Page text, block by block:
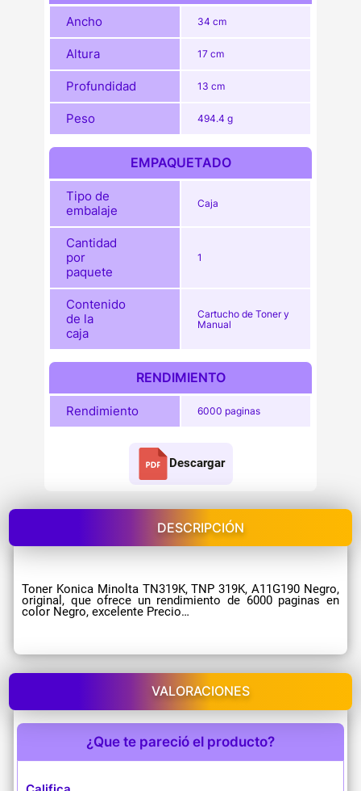
Ancho 34 cm
Altura 17 cm
Profundidad 13 cm
Peso 494.4 g
EMPAQUETADO
Tipo de
embalaje
Caja
Cantidad
por
paquete
1
Contenido
de la
caja
Cartucho de Toner y
Manual
RENDIMIENTO
Rendimiento 6000 paginas
Descargar
DESCRIPCIÓN
Toner Konica Minolta TN319K, TNP 319K, A11G190 Negro,
original, que ofrece un rendimiento de 6000 paginas en
color Negro, excelente Precio…
VALORACIONES
¿Que te pareció el producto?